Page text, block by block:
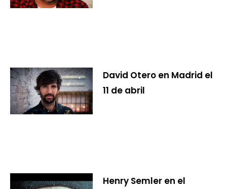
David Otero en Madrid el
11 de abril
Henry Semler en el